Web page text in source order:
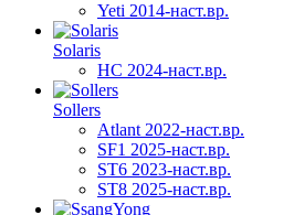
Yeti 2014-наст.вр.
Solaris
HC 2024-наст.вр.
Sollers
Atlant 2022-наст.вр.
SF1 2025-наст.вр.
ST6 2023-наст.вр.
ST8 2025-наст.вр.